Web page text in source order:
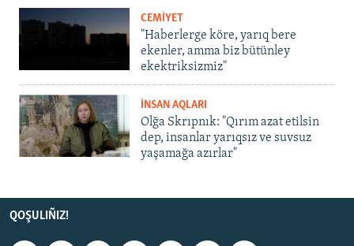
CEMİYET
"Haberlerge köre, yarıq bere
ekenler, amma biz bütünley
ekektriksizmiz"
İNSAN AQLARI
Olğa Skrıpnık: "Qırım azat etilsin
dep, insanlar yarıqsız ve suvsuz
yaşamağa azırlar"
QOŞULIÑIZ!